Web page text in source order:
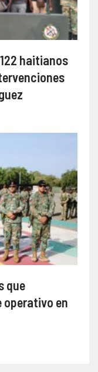
haitianos
que
operativo en